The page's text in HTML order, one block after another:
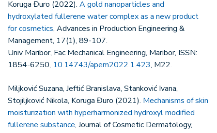
Koruga Đuro (2022). A gold nanoparticles and
hydroxylated fullerene water complex as a new product
for cosmetics, Advances in Production Engineering &
Management, 17(1), 89-107.
Univ Maribor, Fac Mechanical Engineering, Maribor, ISSN:
1854-6250, 10.14743/apem2022.1.423, M22.
Miljković Suzana, Jeftić Branislava, Stanković Ivana,
Stojiljković Nikola, Koruga Đuro (2021). Mechanisms of skin
moisturization with hyperharmonized hydroxyl modified
fullerene substance, Journal of Cosmetic Dermatology,